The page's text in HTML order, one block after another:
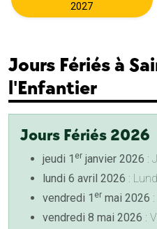
2027
Jours Fériés à
l'Enfantier
Jours Fériés 2026
jeudi 1 er janvier 2026 :
lundi 6 avril 2026 :
vendredi 1 er mai 2026
vendredi 8 mai 2026 :